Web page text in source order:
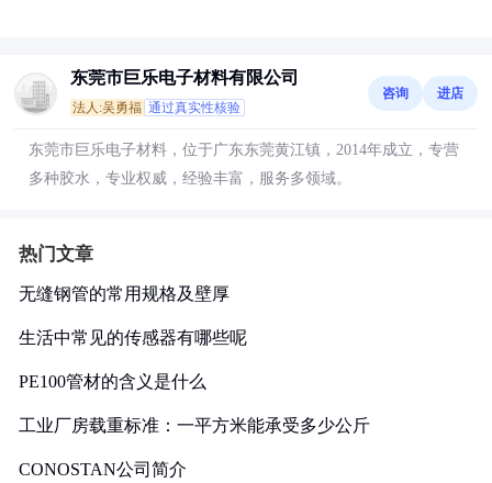
东莞市巨乐电子材料有限公司
法人:吴勇福 通过真实性核验
咨询 进店
东莞市巨乐电子材料，位于广东东莞黄江镇，2014年成立，专营
多种胶水，专业权威，经验丰富，服务多领域。
热门文章
无缝钢管的常用规格及壁厚
生活中常见的传感器有哪些呢
PE100管材的含义是什么
工业厂房载重标准：一平方米能承受多少公斤
CONOSTAN公司简介